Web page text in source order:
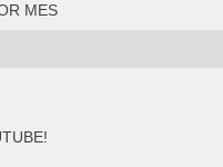
MES